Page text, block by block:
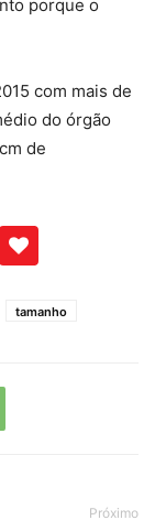
porque o
com mais de
do órgão
de
tamanho
Próximo